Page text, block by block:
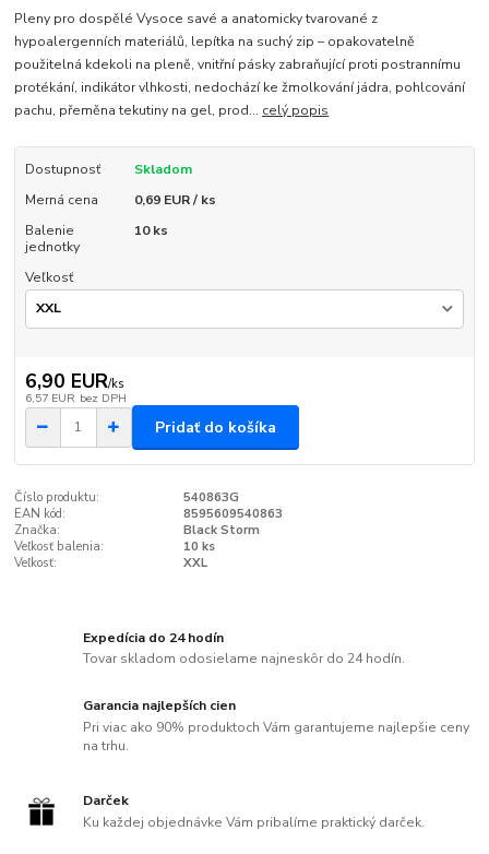
Pleny pro dospělé Vysoce savé a anatomicky tvarované z
hypoalergenních materiálů, lepítka na suchý zip – opakovatelně
použitelná kdekoli na pleně, vnitřní pásky zabraňující proti postrannímu
protékání, indikátor vlhkosti, nedochází ke žmolkování jádra, pohlcování
pachu, přeměna tekutiny na gel, prod... celý popis
Dostupnosť
Skladom
Merná cena
0,69 EUR / ks
Balenie
jednotky
10 ks
Veľkosť
6,90 EUR/ks
6,57 EUR bez DPH
Pridať do košíka
Číslo produktu:
540863G
EAN kód:
8595609540863
Značka:
Black Storm
Veľkosť balenia:
10 ks
Veľkosť:
XXL
Expedícia do 24 hodín
Tovar skladom odosielame najneskôr do 24 hodín.
Garancia najlepších cien
Pri viac ako 90% produktoch Vám garantujeme najlepšie ceny
na trhu.
Darček
Ku každej objednávke Vám pribalíme praktický darček.